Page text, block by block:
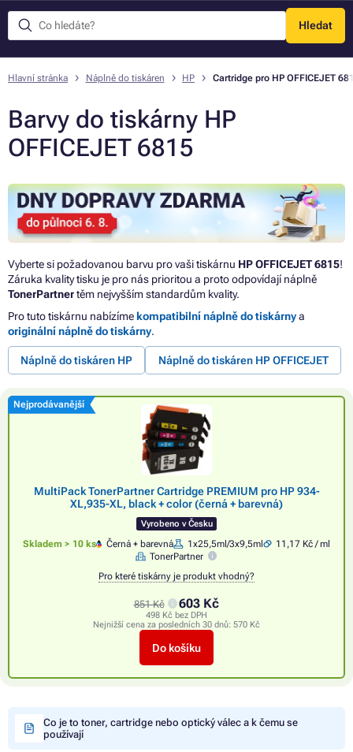
Hledat
Menu
Hlavní stránka Náplně do tiskáren HP Cartridge pro HP OFFICEJET
Barvy do tiskárny HP
OFFICEJET 6815
Vyberte si požadovanou barvu pro vaši tiskárnu HP OFFICEJET 6815!
Záruka kvality tisku je pro nás prioritou a proto odpovídají náplně
TonerPartnertěm nejvyšším standardům kvality.
Pro tuto tiskárnu nabízíme kompatibilní náplně do tiskárnya
originální náplně do tiskárny.
Náplně do tiskáren HP Náplně do tiskáren HP OFFICEJET
Nejprodávanější
MultiPack TonerPartner Cartridge PREMIUM pro HP 934-
XL,935-XL, black + color (černá + barevná)
Vyrobeno v Česku
Skladem > 10 ks Černá + barevná 1x25,5ml/3x9,5ml
11,17 Kč / ml
TonerPartner
Pro které tiskárny je produkt vhodný?
851 Kč 603 Kč
498 Kč bez DPH
Nejnižší cena za posledních 30 dnů: 570 Kč
Do košíku
Co je to toner, cartridge nebo optický válec a k čemu se
používají